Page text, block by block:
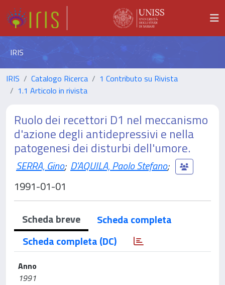
IRIS
IRIS Catalogo Ricerca
1 Contributo su Rivista
1.1 Articolo in rivista
Ruolo dei recettori D1 nel meccanismo
d'azione degli antidepressivi e nella
patogenesi dei disturbi dell'umore.
SERRA, Gino; D'AQUILA, Paolo Stefano;
1991-01-01
Scheda breve
Scheda completa
Scheda completa (DC)
Anno
1991